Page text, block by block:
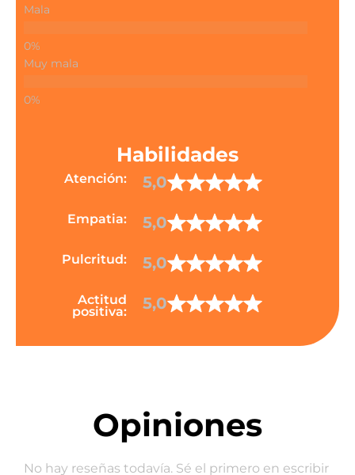
Mala
Muy mala
Habilidades
Atención: 5,0
Empatia: 5,0
Pulcritud: 5,0
Actitud
positiva: 5,0
Opiniones
No hay reseñas todavía. Sé el primero en escribir